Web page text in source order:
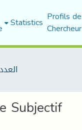
Statistics Profils
العدد 06
Subjectif